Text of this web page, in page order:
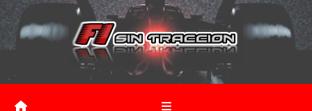
Saltar
contenido